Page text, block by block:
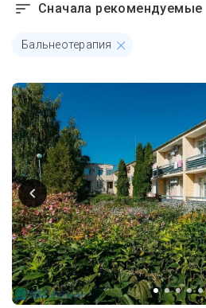
Сначала рекомендуемые
Бальнеотерапия